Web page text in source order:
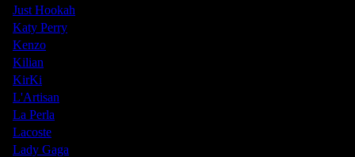
Just Hookah
Katy Perry
Kenzo
Kilian
KirKi
L'Artisan
La Perla
Lacoste
Lady Gaga